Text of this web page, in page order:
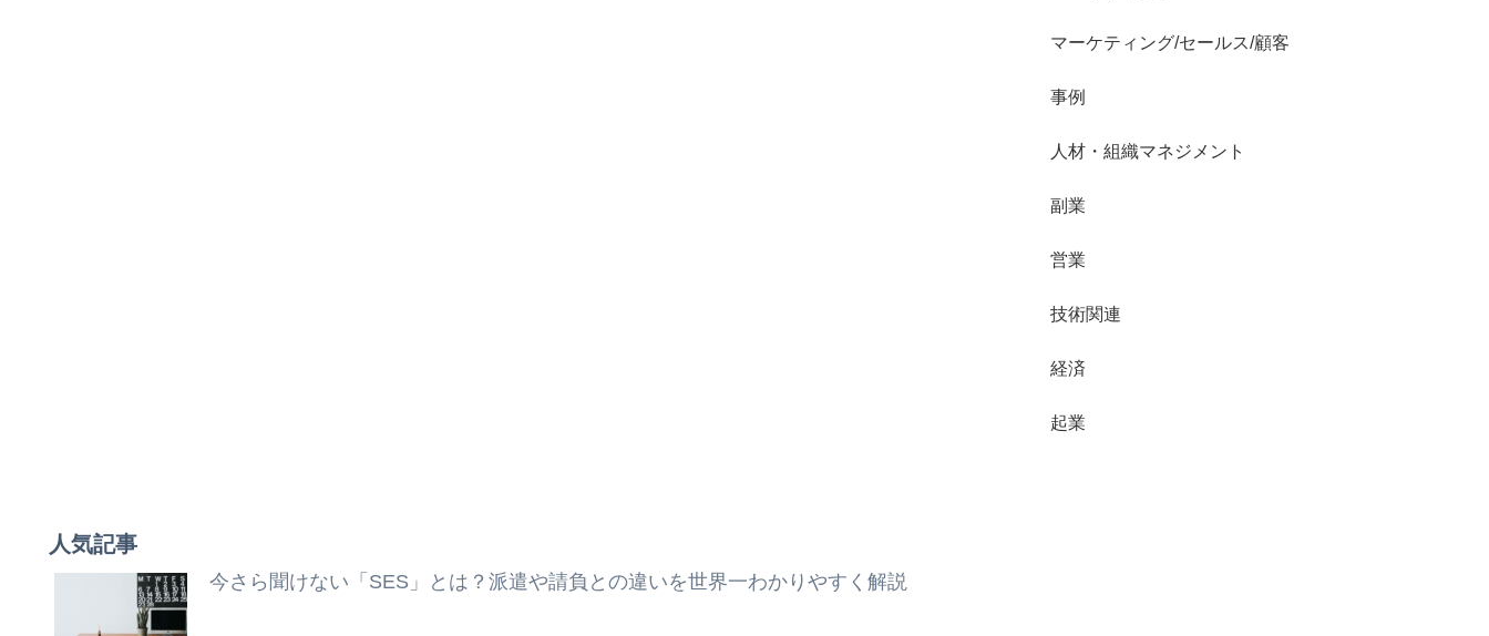
マーケティング/セールス/顧客
事例
人材・組織マネジメント
副業
営業
技術関連
経済
起業
人気記事
今さら聞けない「SES」とは？派遣や請負との違いを世界一わかりやすく解説